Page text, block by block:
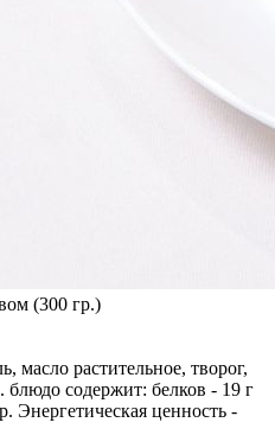
(300 гр.)
масло растительное, творог,
блюдо содержит: белков - 19 г
Энергетическая ценность -